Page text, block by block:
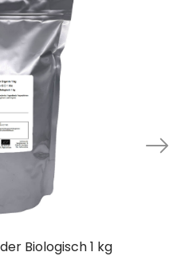
Biologisch 1 kg